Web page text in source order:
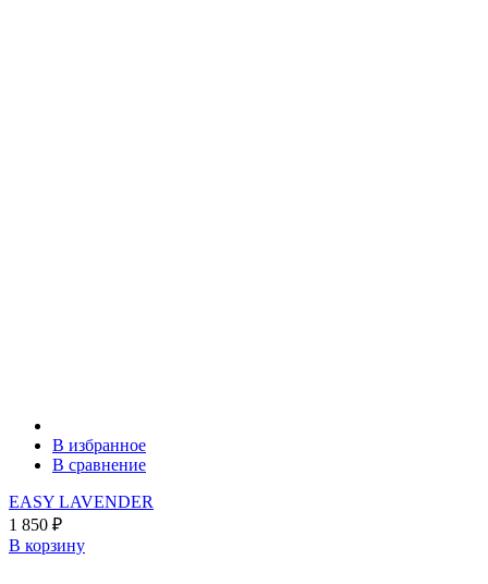
В избранное
В сравнение
EASY LAVENDER
1 850 ₽
В корзину